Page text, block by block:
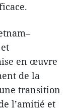
en œuvre
de la
transition
l’amitié et